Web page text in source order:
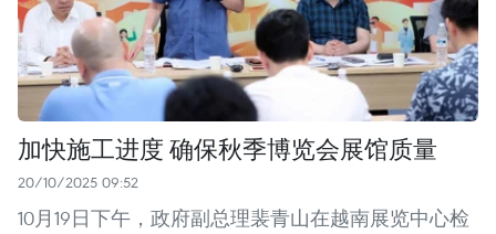
加快施工进度 确保秋季博览会展馆质量
20/10/2025 09:52
10月19日下午，政府副总理裴青山在越南展览中心检